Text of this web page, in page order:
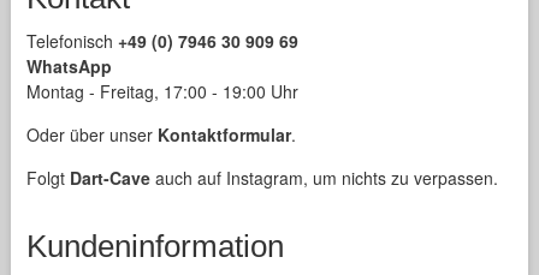
Telefonisch +49 (0) 7946 30 909 69
WhatsApp
Montag - Freitag, 17:00 - 19:00 Uhr
Oder über unser Kontaktformular.
Folgt Dart-Caveauch auf Instagram, um nichts zu verpassen.
Kundeninformation